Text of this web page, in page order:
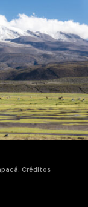
Créditos